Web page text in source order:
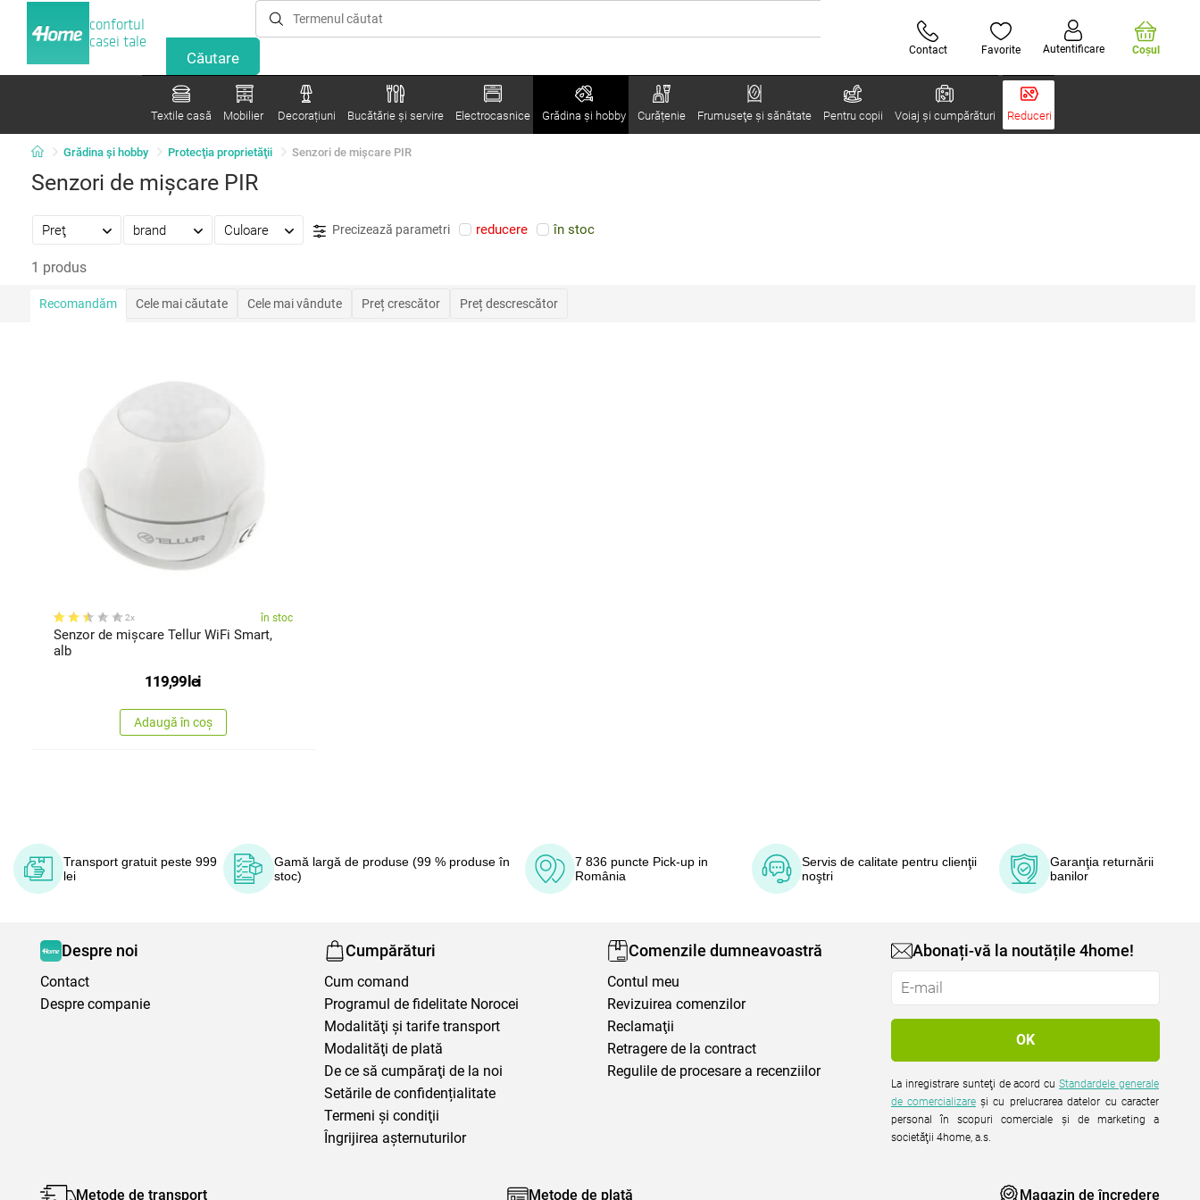
confortul
casei tale
Contact Favorite Autentificare Coşul
Textile casă Mobilier Decorațiuni Bucătărie și servire Electrocasnice Grădina şi hobby Curățenie Frumuseţe şi sănătate Pentru copii Voiaj și cumpărături Reduceri
Grădina şi hobby Protecţia proprietăţii Senzori de mişcare PIR
Senzori de mişcare PIR
Preţ brand Culoare Precizează parametri reducere în stoc
1 produs
Recomandăm Cele mai căutate Cele mai vândute Preț crescător Preț descrescător
2x în stoc
Senzor de mișcare Tellur WiFi Smart,
alb
119,99 lei
Adaugă în coș
Transport gratuit peste 999
lei
Gamă largă de produse (99 % produse în
stoc)
7 836 puncte Pick-up in
România
Servis de calitate pentru clienţii
noştri
Garanţia returnării
banilor
Despre noi
Contact
Despre companie
Cumpărături
Cum comand
Programul de fidelitate Norocei
Modalităţi şi tarife transport
Modalităţi de plată
De ce să cumpăraţi de la noi
Setările de confidențialitate
Termeni şi condiţii
Îngrijirea așternuturilor
Comenzile dumneavoastră
Contul meu
Revizuirea comenzilor
Reclamaţii
Retragere de la contract
Regulile de procesare a recenziilor
Abonați-vă la noutățile 4home!
La inregistrare sunteţi de acord cuStandardele generale
de comercializare şi cu prelucrarea datelor cu caracter
personal în scopuri comerciale şi de marketing a
societăţii 4home, a.s.
Metode de transport Metode de plată Magazin de încredere